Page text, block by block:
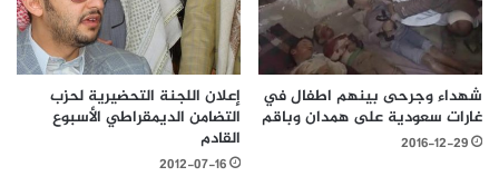
شهداء وجرحى بينهم اطفال في
غارات سعودية على همدان وباقم
2016-12-29
إعلان اللجنة التحضيرية لحزب
التضامن الديمقراطي الأسبوع
القادم
2012-07-16